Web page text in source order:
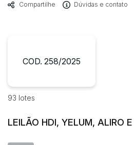
Quem Somos
Imóveis
Veículos
Carros
Bairro
Judiciais Extrajudiciais
Quem Somos
Compartilhe
Dúvidas e contato
COD. 258/2025
93 lotes
LEILÃO HDI, YELUM, ALIRO